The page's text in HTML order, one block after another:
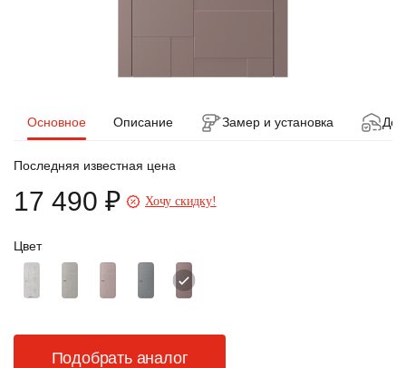
Основное Описание Замер и установка
Цвет
Последняя известная цена
17 490 ₽ Хочу скидку!
Подобрать аналог